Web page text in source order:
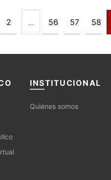
2 ... 56 57 58
INSTITUCIONAL
Quiénes somos